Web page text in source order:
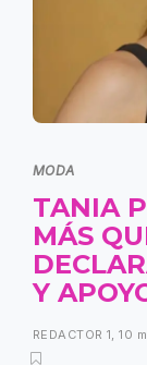
MODA
TANIA
MÁS
Y
REDACTOR 1,10